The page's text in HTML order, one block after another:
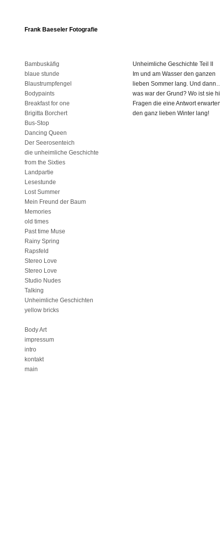
Unheimliche Geschichte Teil II
Im und am Wasser den ganzen
lieben Sommer lang. Und
was war der Grund? Wo ist sie
Fragen die eine Antwort
den ganz lieben Winter lang!
Frank Baeseler Fotografie
Bambuskäfig
blaue stunde
Blaustrumpfengel
Bodypaints
Breakfast for one
Brigitta Borchert
Bus-Stop
Dancing Queen
Der Seerosenteich
die unheimliche Geschichte
from the Sixties
Landpartie
Lesestunde
Lost Summer
Mein Freund der Baum
Memories
old times
Past time Muse
Rainy Spring
Rapsfeld
Stereo Love
Stereo Love
Studio Nudes
Talking
Unheimliche Geschichten
yellow bricks
Body Art
impressum
intro
kontakt
main